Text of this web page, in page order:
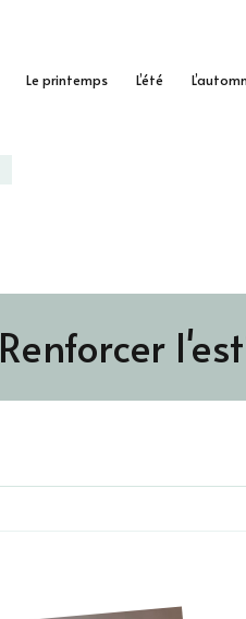
Le printemps L’été
Renforcer